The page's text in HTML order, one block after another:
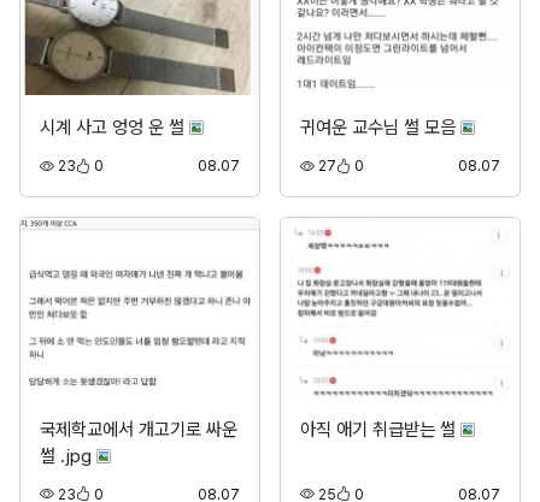
시계 사고 엉엉 운 썰
23조회0 08.07
귀여운 교수님 썰 모음
27조회0 08.07
국제학교에서 개고기로 싸운
썰 .jpg
23조회0 08.07
아직 애기 취급받는 썰
25조회0 08.07